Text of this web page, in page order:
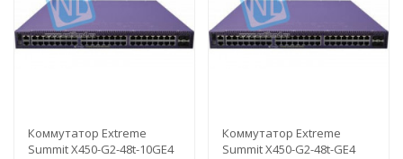
Коммутатор Extreme
Summit X450-G2-48t-10GE4
Коммутатор Extreme
Summit X450-G2-48t-GE4